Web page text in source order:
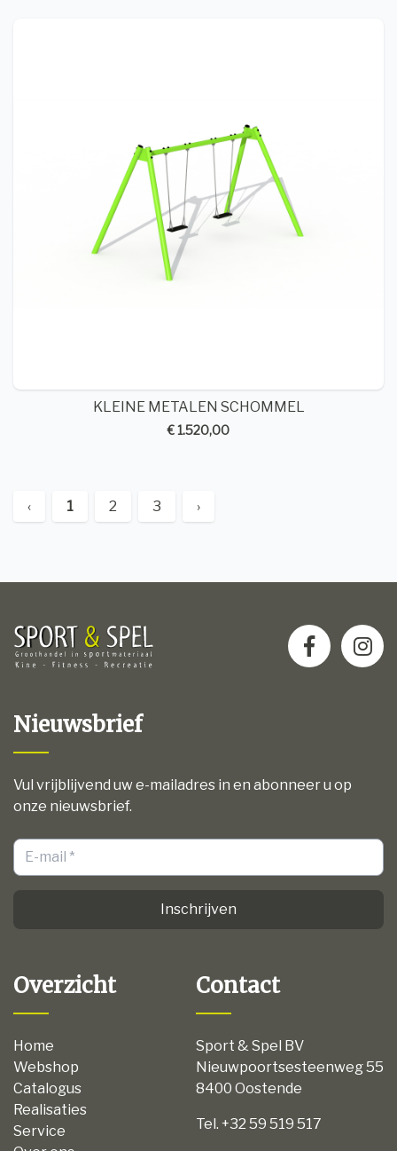
KLEINE METALEN SCHOMMEL
€ 1.520,00
‹ 1 2 3 ›
Nieuwsbrief
Vul vrijblijvend uw e-mailadres in en abonneer u op
onze nieuwsbrief.
Inschrijven
Overzicht
Home
Webshop
Catalogus
Realisaties
Service
Contact
Sport & Spel BV
Nieuwpoortsesteenweg 55
8400 Oostende
Tel. +32 59 519 517